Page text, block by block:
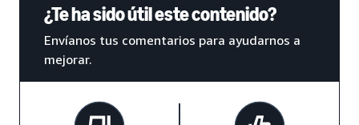
¿Te ha sido útil este contenido?
Envíanos tus comentarios para ayudarnos a
mejorar.